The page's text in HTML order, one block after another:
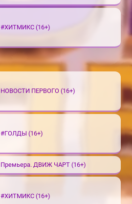
#ХИТМИКС (16+)
НОВОСТИ ПЕРВОГО (16+)
#ГОЛДЫ (16+)
Премьера. ДВИЖ ЧАРТ (16+)
#ХИТМИКС (16+)